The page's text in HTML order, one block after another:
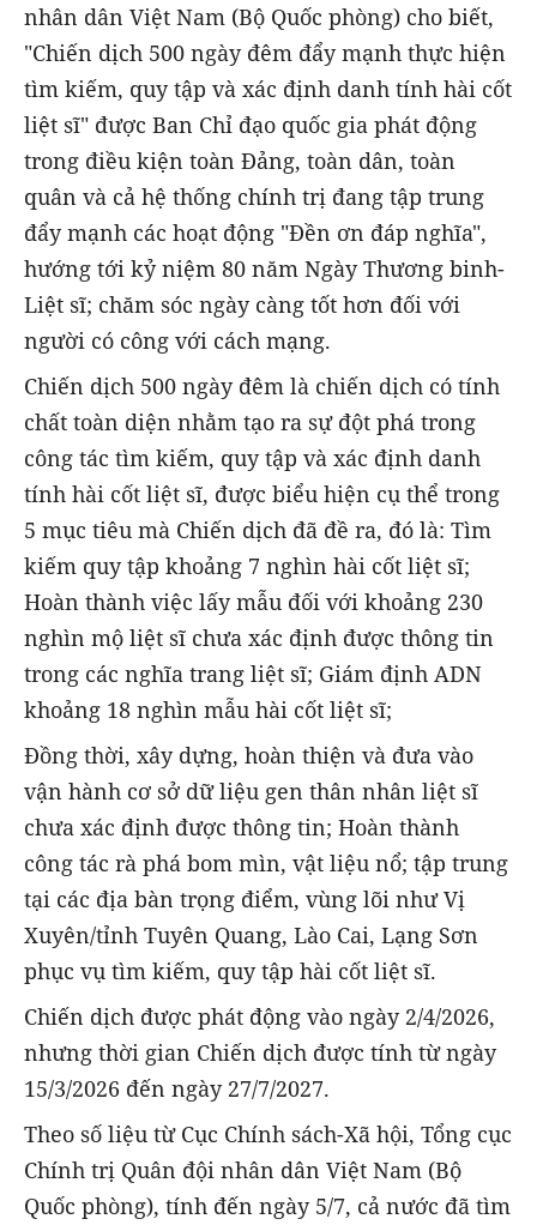
nhân dân Việt Nam (Bộ Quốc phòng) cho biết,
"Chiến dịch 500 ngày đêm đẩy mạnh thực hiện
tìm kiếm, quy tập và xác định danh tính hài cốt
liệt sĩ" được Ban Chỉ đạo quốc gia phát động
trong điều kiện toàn Đảng, toàn dân, toàn
quân và cả hệ thống chính trị đang tập trung
đẩy mạnh các hoạt động "Đền ơn đáp nghĩa",
hướng tới kỷ niệm 80 năm Ngày Thương binh-
Liệt sĩ; chăm sóc ngày càng tốt hơn đối với
người có công với cách mạng.
Chiến dịch 500 ngày đêm là chiến dịch có tính
chất toàn diện nhằm tạo ra sự đột phá trong
công tác tìm kiếm, quy tập và xác định danh
tính hài cốt liệt sĩ, được biểu hiện cụ thể trong
5 mục tiêu mà Chiến dịch đã đề ra, đó là: Tìm
kiếm quy tập khoảng 7 nghìn hài cốt liệt sĩ;
Hoàn thành việc lấy mẫu đối với khoảng 230
nghìn mộ liệt sĩ chưa xác định được thông tin
trong các nghĩa trang liệt sĩ; Giám định ADN
khoảng 18 nghìn mẫu hài cốt liệt sĩ;
Đồng thời, xây dựng, hoàn thiện và đưa vào
vận hành cơ sở dữ liệu gen thân nhân liệt sĩ
chưa xác định được thông tin; Hoàn thành
công tác rà phá bom mìn, vật liệu nổ; tập trung
tại các địa bàn trọng điểm, vùng lõi như Vị
Xuyên/tỉnh Tuyên Quang, Lào Cai, Lạng Sơn
phục vụ tìm kiếm, quy tập hài cốt liệt sĩ.
Chiến dịch được phát động vào ngày 2/4/2026,
nhưng thời gian Chiến dịch được tính từ ngày
15/3/2026 đến ngày 27/7/2027.
Theo số liệu từ Cục Chính sách-Xã hội, Tổng cục
Chính trị Quân đội nhân dân Việt Nam (Bộ
Quốc phòng), tính đến ngày 5/7, cả nước đã tìm